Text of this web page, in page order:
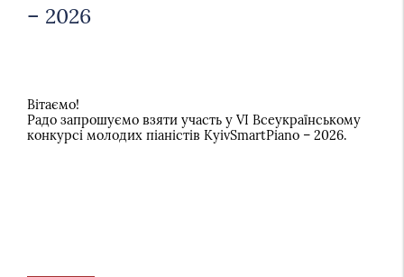
– 2026
Вітаємо!
Радо запрошуємо взяти участь у VI Всеукраїнському
конкурсі молодих піаністів KyivSmartPiano – 2026.